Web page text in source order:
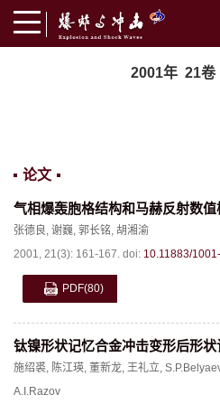
2001年 21卷
论文
气相爆轰胞格结构和马赫反射数值
张德良, 谢巍, 郭长铭, 胡湘渝
2001, 21(3): 161-167. doi: 10.11883/
PDF(80)
钛镍形状记忆合金冲击变形后形
施绍裘, 陈江瑛, 董新龙, 王礼立,
A.I.Razov